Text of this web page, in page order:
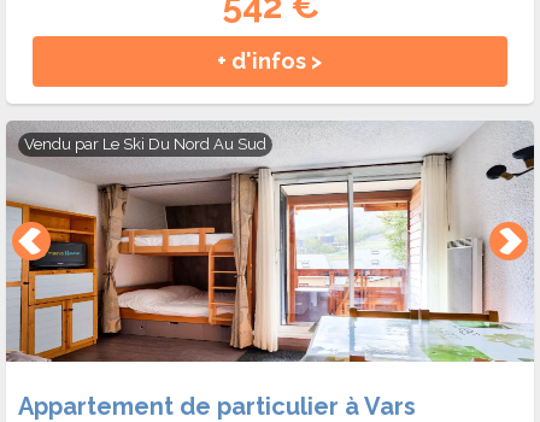
+ d'infos >
Vendu par Le Ski Du Nord Au Sud
Appartement de particulier à Vars